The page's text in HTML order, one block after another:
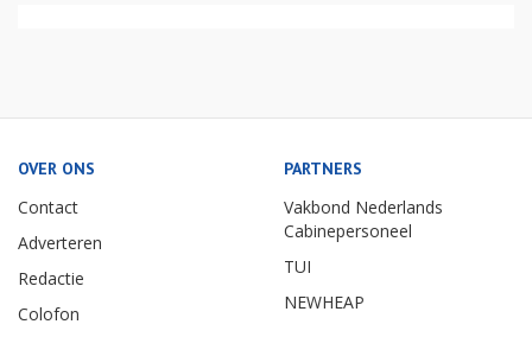
OVER ONS
Contact
Adverteren
Redactie
Colofon
PARTNERS
Vakbond Nederlands
Cabinepersoneel
TUI
NEWHEAP